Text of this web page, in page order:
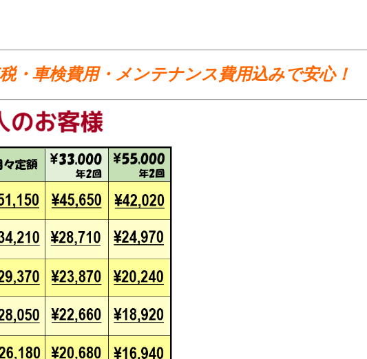
・車検費用・メンテナンス費用込みで安心！